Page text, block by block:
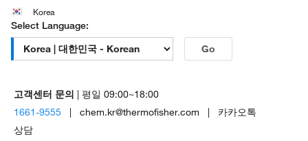
Korea
Select Language:
Go
고객센터 문의 | 평일 09:00~18:00
1661-9555 | chem.kr@thermofisher.com | 카카오톡
상담